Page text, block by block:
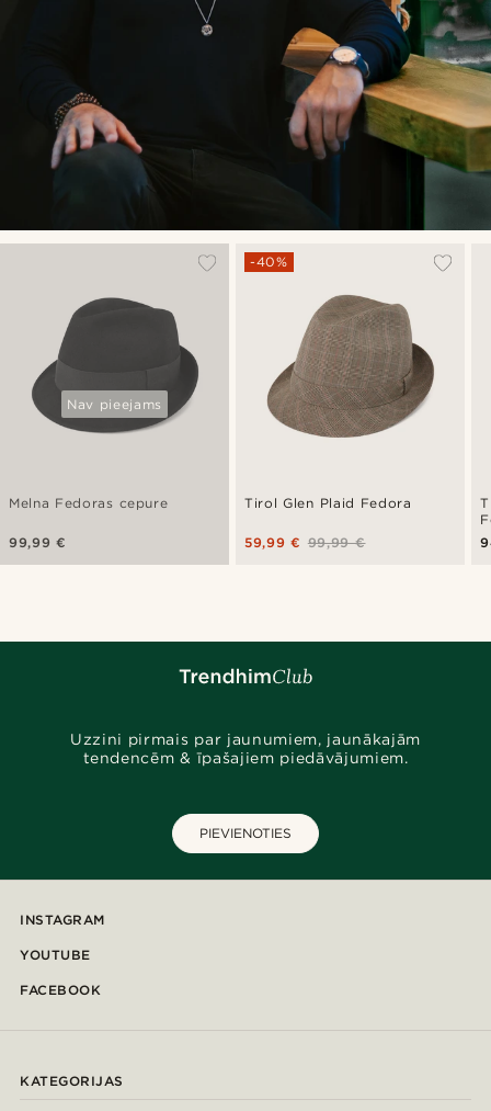
Nav pieejams
Melna Fedoras cepure
99,99 €
Tirol Glen Plaid Fedora
-40%
99,99 €
59,99 €
Uzzini pirmais par jaunumiem, jaunākajām
tendencēm & īpašajiem piedāvājumiem.
PIEVIENOTIES
INSTAGRAM
YOUTUBE
FACEBOOK
KATEGORIJAS